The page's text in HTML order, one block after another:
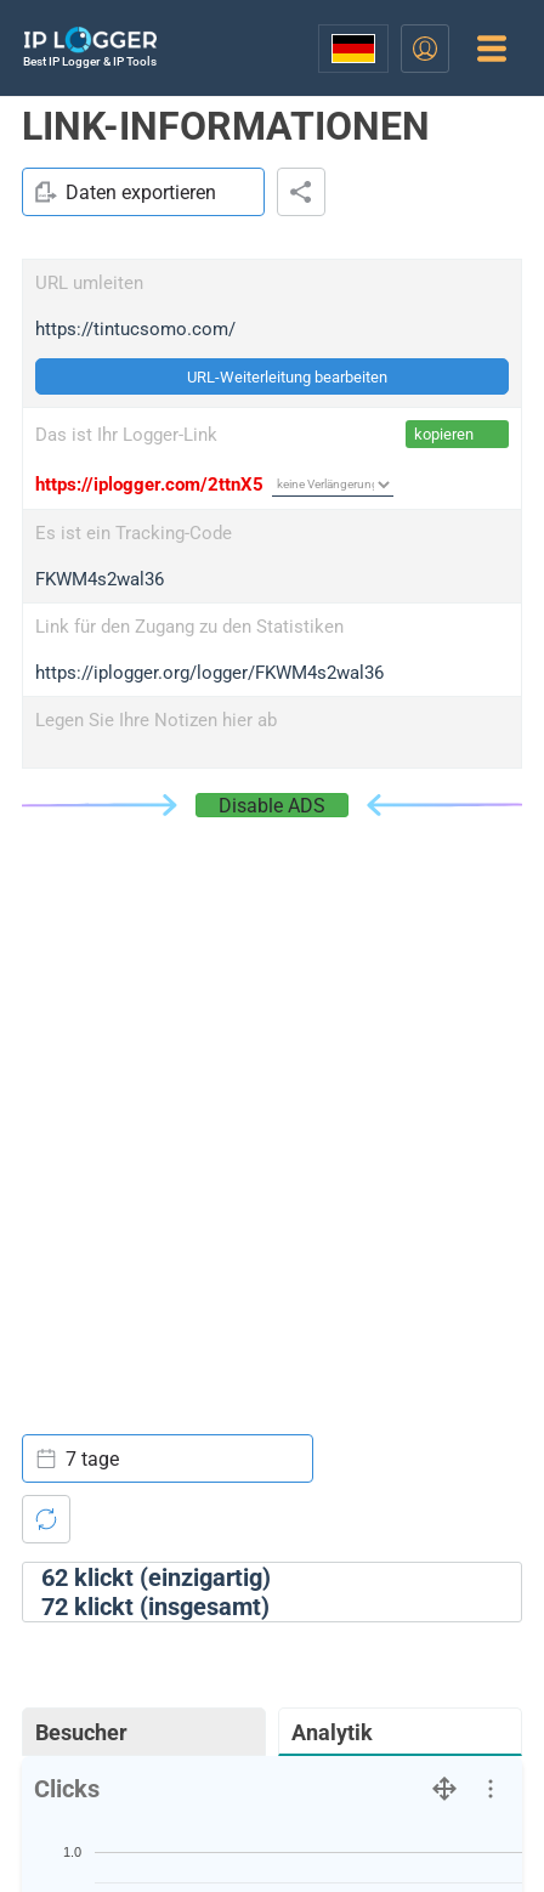
Best IP Logger & IP Tools
LINK-INFORMATIONEN
Daten exportieren
URL umleiten
https://tintucsomo.com/
URL-Weiterleitung bearbeiten
Das ist Ihr Logger-Link kopieren
https://iplogger.com/2ttnX5
Es ist ein Tracking-Code
FKWM4s2wal36
Link für den Zugang zu den Statistiken
https://iplogger.org/logger/FKWM4s2wal36
Legen Sie Ihre Notizen hier ab
Disable ADS
62klickt (einzigartig)
72klickt (insgesamt)
7 tage
Besucher Analytik
Clicks
1.0